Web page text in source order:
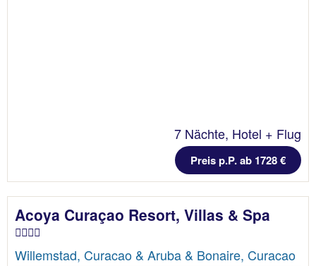
7 Nächte, Hotel + Flug
Preis p.P. ab 1728 €
Acoya Curaçao Resort, Villas & Spa
Willemstad, Curacao & Aruba & Bonaire, Curacao